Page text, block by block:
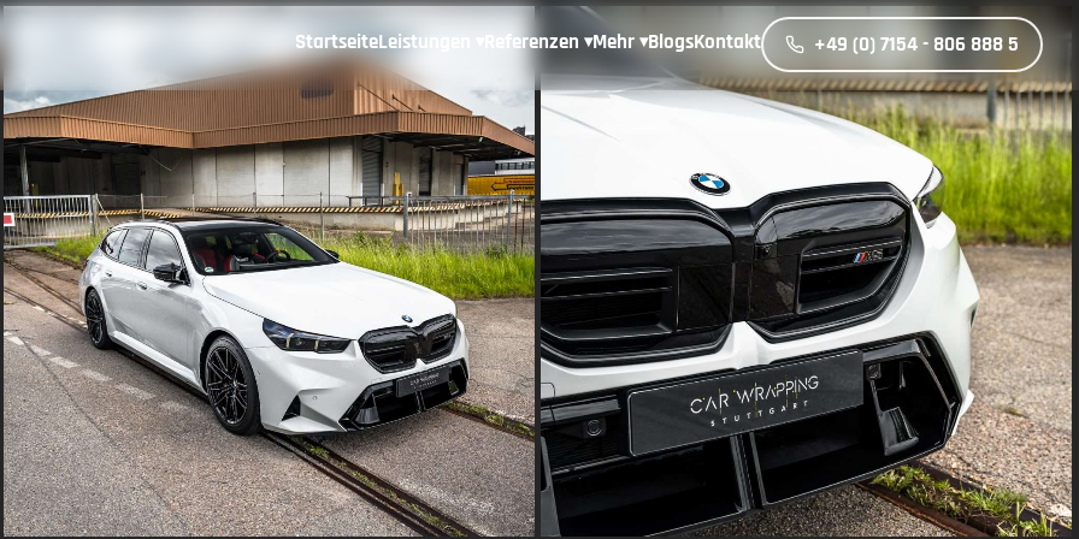
StartseiteLeistungen Referenzen Mehr BlogsKontakt +49 (0) 7154 - 806 888 5